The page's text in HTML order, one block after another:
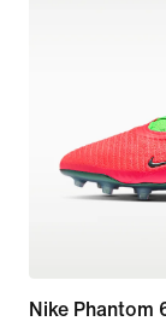
Nike Phantom